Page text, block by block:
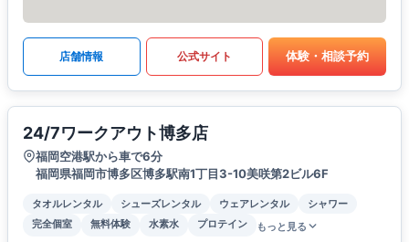
店舗情報 公式サイト 体験・相談予約
24/7ワークアウト博多店
福岡空港駅から車で6分
福岡県福岡市博多区博多駅南1丁目3-10美咲第2ビル6F
タオルレンタル シューズレンタル ウェアレンタル
シャワー
完全個室
無料体験 水素水 プロテイン もっと見る